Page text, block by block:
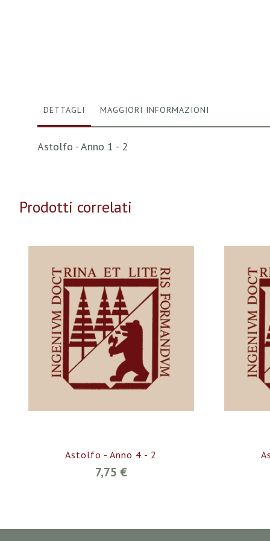
immagini
DETTAGLI
Astolfo - Anno 1 - 2
MAGGIORI INFORMAZIONI
Prodotti correlati
Astolfo - Anno 4 - 2
7,75 €